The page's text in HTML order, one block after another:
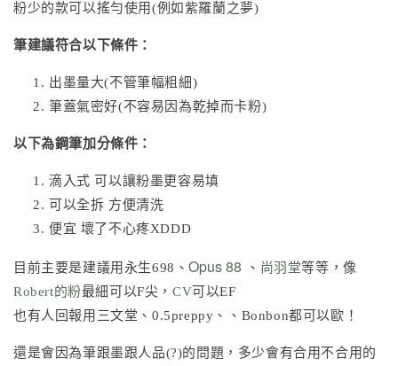
粉少的款可以搖勻使用(例如紫羅蘭之夢)
筆建議符合以下條件：
出墨量大(不管筆幅粗細)
筆蓋氣密好(不容易因為乾掉而卡粉)
以下為鋼筆加分條件：
滴入式 可以讓粉墨更容易填
可以全拆 方便清洗
便宜 壞了不心疼XDDD
目前主要是建議用永生698、Opus 88 、 尚羽堂等等，像
Robert的粉最細可以F尖，CV可以EF
也有人回報用三文堂、0.5preppy、、Bonbon都可以歐！
還是會因為筆跟墨跟人品(?)的問題，多少會有合用不合用的